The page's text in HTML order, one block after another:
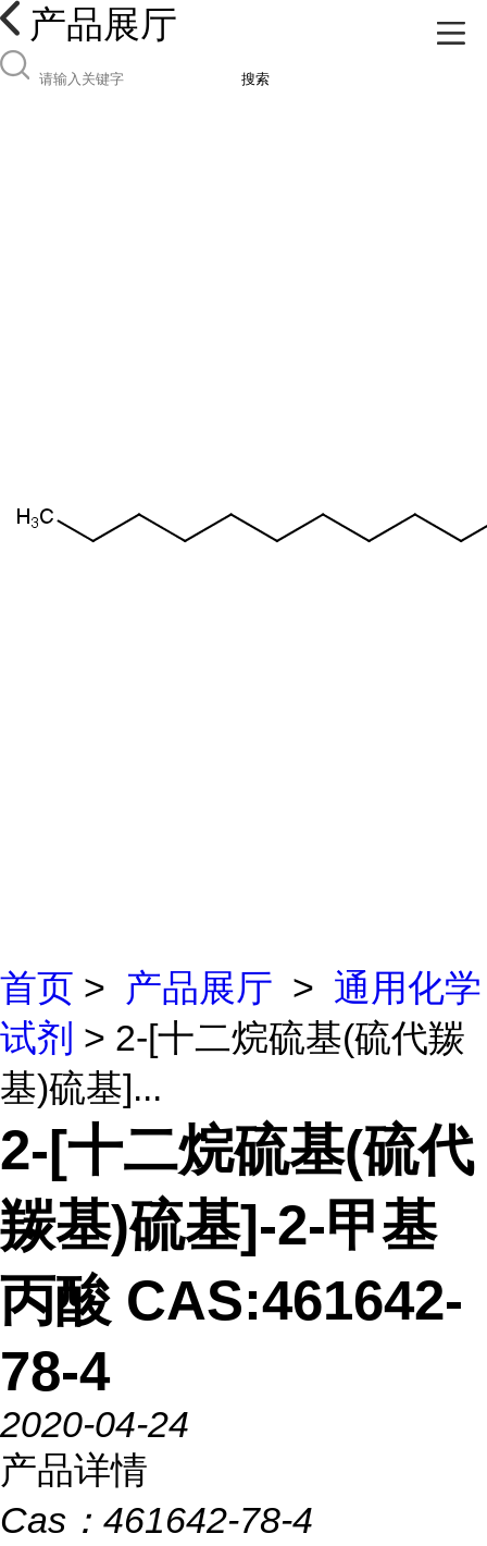
产品展厅
搜索
首页 > 产品展厅 > 通用化学
试剂 > 2-[十二烷硫基(硫代羰
基)硫基]...
2-[十二烷硫基(硫代
羰基)硫基]-2-甲基
丙酸 CAS:461642-
78-4
2020-04-24
产品详情
Cas： 461642-78-4